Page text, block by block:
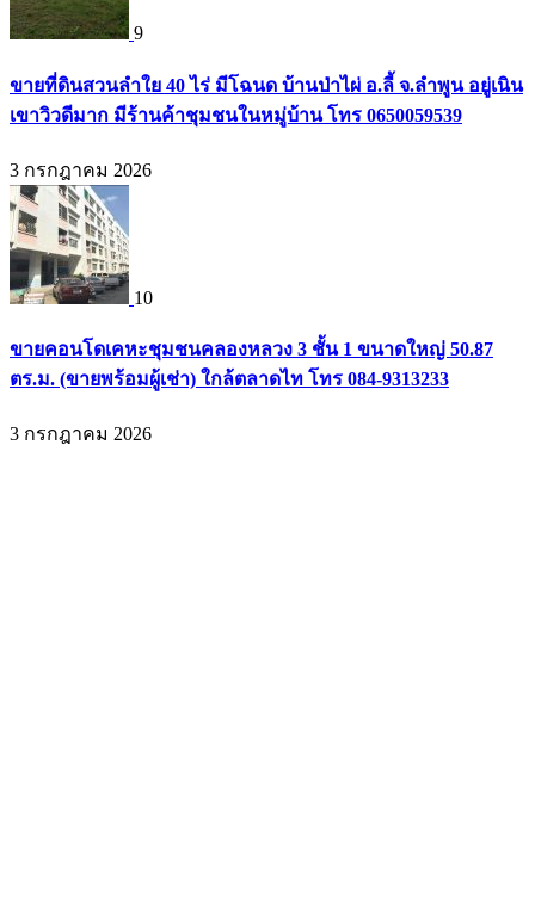
9
ขายที่ดินสวนลำใย 40 ไร่ มีโฉนด บ้านป่าไผ่ อ.ลี้ จ.ลำพูน อยู่เนิน
เขาวิวดีมาก มีร้านค้าชุมชนในหมู่บ้าน โทร 0650059539
3 กรกฎาคม 2026
10
ขายคอนโดเคหะชุมชนคลองหลวง 3 ชั้น 1 ขนาดใหญ่ 50.87
ตร.ม. (ขายพร้อมผู้เช่า) ใกล้ตลาดไท โทร 084-9313233
3 กรกฎาคม 2026